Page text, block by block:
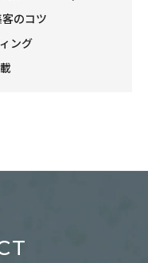
のコツ
ング